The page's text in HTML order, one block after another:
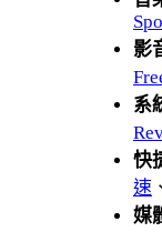
影
系
快
速
媒